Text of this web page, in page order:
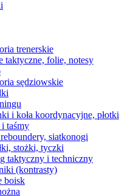
trenerskie
taktyczne, folie, notesy
sędziowskie
i koła koordynacyjne, płotki
taśmy
siatkonogi
stożki, tyczki
taktyczny i techniczny
(kontrasty)
boisk